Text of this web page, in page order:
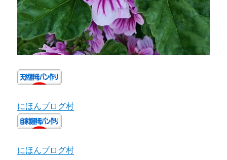
にほんブログ村
にほんブログ村